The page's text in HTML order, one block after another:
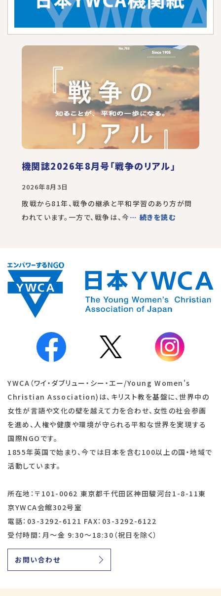
機関誌2026年8月号「戦争のリアル」
2026年8月3日
敗戦から81年、戦争の継承と平和学習のあり方が問
われています。一方で、戦争は、今… 続きを読む
YWCA（ワイ・ダブリュー・シー・エー/Young Women's
Christian Association)は、キリスト教を基盤に、世界中の
女性が言語や文化の壁を越えて力を合わせ、女性の社会参画
を進め、人権や健康や環境が守られる平和な世界を実現する
国際NGOです。
1855年英国で始まり、今では日本を含む100以上の国・地域で
活動しています。
所在地：〒101-0062 東京都千代田区神田駿河台1-8-11東
京YWCA会館302号室
電話：03-3292-6121 FAX：03-3292-6122
受付時間：月～金 9:30～18:30（祝日を除く）
お問い合わせ